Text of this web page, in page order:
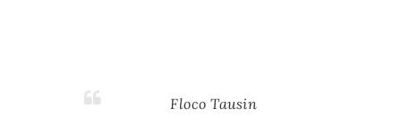
Floco Tausin